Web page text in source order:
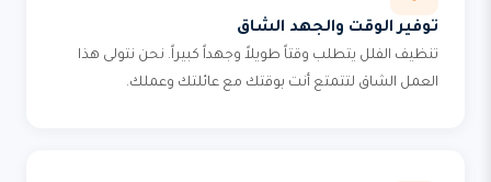
توفير الوقت والجهد الشاق
تنظيف الفلل يتطلب وقتاً طويلاً وجهداً كبيراً. نحن نتولى هذا
العمل الشاق لتتمتع أنت بوقتك مع عائلتك وعملك.